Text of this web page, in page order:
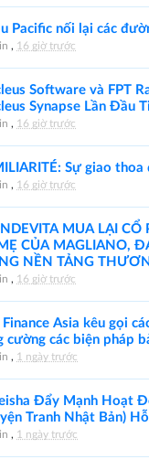
Pacific nối lại các
, 16 giờ trước
Software và FPT
Synapse Lần Đầu
, 16 giờ trước
Sự giao
, 16 giờ trước
MUA LẠI CỔ
CỦA MAGLIANO,
NỀN TẢNG
, 16 giờ trước
Finance Asia kêu gọi
cường các biện pháp
, 1 ngày trước
Đẩy Mạnh Hoạt
Tranh Nhật Bản)
, 1 ngày trước